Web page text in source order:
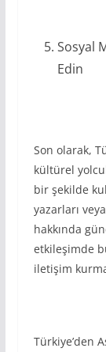
Sosyal
Edin
Son olarak,
kültürel
bir şekilde
yazarları
hakkında
etkileşimde
iletişim
Türkiye’den